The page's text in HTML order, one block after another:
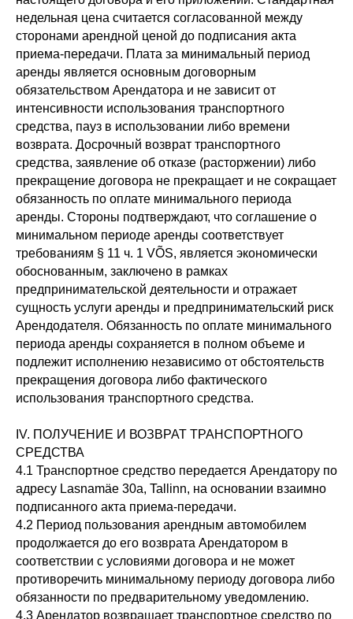
недельная цена считается согласованной между
сторонами арендной ценой до подписания акта
приема-передачи. Плата за минимальный период
аренды является основным договорным
обязательством Арендатора и не зависит от
интенсивности использования транспортного
средства, пауз в использовании либо времени
возврата. Досрочный возврат транспортного
средства, заявление об отказе (расторжении) либо
прекращение договора не прекращает и не сокращает
обязанность по оплате минимального периода
аренды. Стороны подтверждают, что соглашение о
минимальном периоде аренды соответствует
требованиям § 11 ч. 1 VÕS, является экономически
обоснованным, заключено в рамках
предпринимательской деятельности и отражает
сущность услуги аренды и предпринимательский риск
Арендодателя. Обязанность по оплате минимального
периода аренды сохраняется в полном объеме и
подлежит исполнению независимо от обстоятельств
прекращения договора либо фактического
использования транспортного средства.
IV. ПОЛУЧЕНИЕ И ВОЗВРАТ ТРАНСПОРТНОГО
СРЕДСТВА
4.1 Транспортное средство передается Арендатору по
адресу Lasnamäe 30a, Tallinn, на основании взаимно
подписанного акта приема-передачи.
4.2 Период пользования арендным автомобилем
продолжается до его возврата Арендатором в
соответствии с условиями договора и не может
противоречить минимальному периоду договора либо
обязанности по предварительному уведомлению.
4.3 Арендатор возвращает транспортное средство по